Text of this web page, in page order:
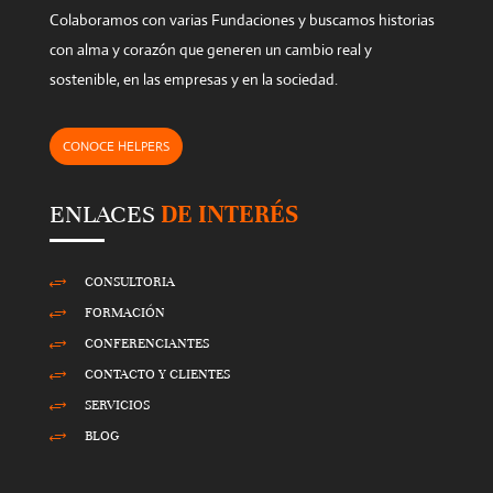
d
e
m
p
t
.
Colaboramos con varias Fundaciones y buscamos historias
con alma y corazón que generen un cambio real y
sostenible, en las empresas y en la sociedad.
CONOCE HELPERS
ENLACES DE INTERÉS
+ CONSULTORIA
+ FORMACIÓN
+ CONFERENCIANTES
+ CONTACTO Y CLIENTES
+ SERVICIOS
+ BLOG